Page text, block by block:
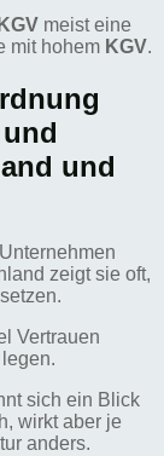
KGV meist eine
mit hohem KGV.
und
zeigt sie oft,
Vertrauen
sich ein Blick
wirkt aber je
anders.